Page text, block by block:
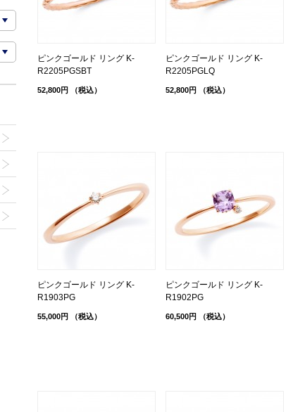
ピンクゴールド リング K-
R2205PGSBT
52,800円 （税込）
ピンクゴールド リング K-
R2205PGLQ
52,800円 （税込）
ピンクゴールド リング K-
R1903PG
55,000円 （税込）
ピンクゴールド リング K-
R1902PG
60,500円 （税込）